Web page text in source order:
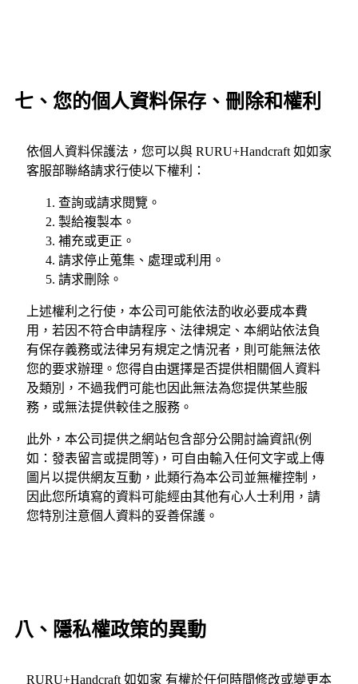
七、您的個人資料保存、刪除和權利
依個人資料保護法，您可以與 RURU+Handcraft 如如家
客服部聯絡請求行使以下權利：
查詢或請求閱覽。
製給複製本。
補充或更正。
請求停止蒐集、處理或利用。
請求刪除。
上述權利之行使，本公司可能依法酌收必要成本費
用，若因不符合申請程序、法律規定、本網站依法負
有保存義務或法律另有規定之情況者，則可能無法依
您的要求辦理。您得自由選擇是否提供相關個人資料
及類別，不過我們可能也因此無法為您提供某些服
務，或無法提供較佳之服務。
此外，本公司提供之網站包含部分公開討論資訊(例
如：發表留言或提問等)，可自由輸入任何文字或上傳
圖片以提供網友互動，此類行為本公司並無權控制，
因此您所填寫的資料可能經由其他有心人士利用，請
您特別注意個人資料的妥善保護。
八、隱私權政策的異動
RURU+Handcraft 如如家 有權於任何時間修改或變更本